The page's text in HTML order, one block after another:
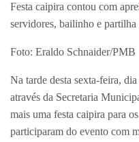
Festa caipira contou com
servidores, bailinho e partilha
Foto: Eraldo Schnaider/PMB
Na tarde desta sexta-feira,
através da Secretaria
mais uma festa caipira para
participaram do evento com